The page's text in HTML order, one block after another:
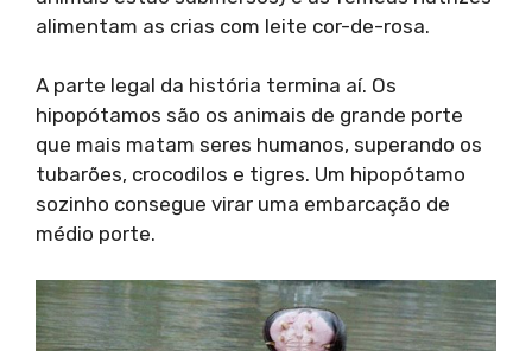
alimentam as crias com leite cor-de-rosa.
A parte legal da história termina aí. Os
hipopótamos são os animais de grande porte
que mais matam seres humanos, superando os
tubarões, crocodilos e tigres. Um hipopótamo
sozinho consegue virar uma embarcação de
médio porte.